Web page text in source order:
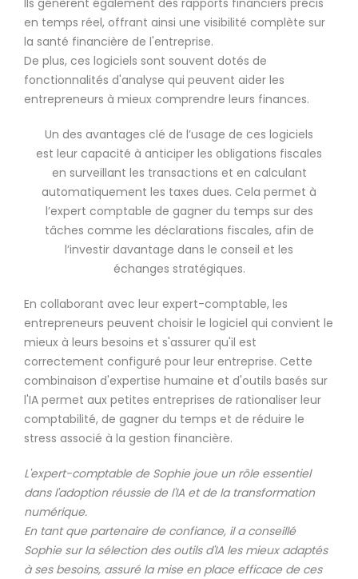
en temps réel, offrant ainsi une visibilité complète sur
la santé financière de l'entreprise.
De plus, ces logiciels sont souvent dotés de
fonctionnalités d'analyse qui peuvent aider les
entrepreneurs à mieux comprendre leurs finances.
Un des avantages clé de l’usage de ces logiciels
est leur capacité à anticiper les obligations fiscales
en surveillant les transactions et en calculant
automatiquement les taxes dues. Cela permet à
l’expert comptable de gagner du temps sur des
tâches comme les déclarations fiscales, afin de
l’investir davantage dans le conseil et les
échanges stratégiques.
En collaborant avec leur expert-comptable, les
entrepreneurs peuvent choisir le logiciel qui convient le
mieux à leurs besoins et s'assurer qu'il est
correctement configuré pour leur entreprise. Cette
combinaison d'expertise humaine et d'outils basés sur
l'IA permet aux petites entreprises de rationaliser leur
comptabilité, de gagner du temps et de réduire le
stress associé à la gestion financière.
L'expert-comptable de Sophie joue un rôle essentiel
dans l'adoption réussie de l'IA et de la transformation
numérique.
En tant que partenaire de confiance, il a conseillé
Sophie sur la sélection des outils d'IA les mieux adaptés
à ses besoins, assuré la mise en place efficace de ces